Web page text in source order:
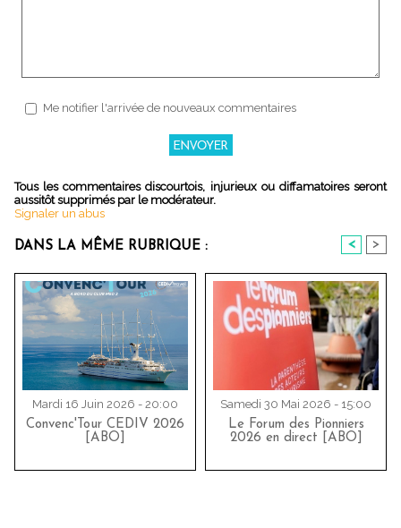
Me notifier l'arrivée de nouveaux commentaires
Tous les commentaires discourtois, injurieux ou diffamatoires seront
aussitôt supprimés par le modérateur.
Signaler un abus
DANS LA MÊME RUBRIQUE : < >
Mardi 16 Juin 2026 - 20:00
Convenc'Tour CEDIV 2026
[ABO]
Samedi 30 Mai 2026 - 15:00
Le Forum des Pionniers
2026 en direct [ABO]